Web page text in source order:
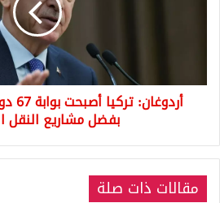
إنسان
بفضل
مشاريع
العملاقة
بفضل مشاريع النقل
مقالات ذات صلة